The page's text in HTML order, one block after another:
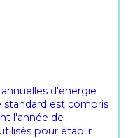
d'énergie
est compris
l'année de
pour établir